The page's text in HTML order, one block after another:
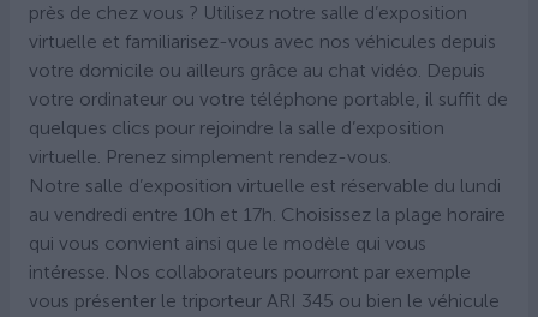
près de chez vous ? Utilisez notre salle d’exposition
virtuelle et familiarisez-vous avec nos véhicules depuis
votre domicile ou ailleurs grâce au chat vidéo. Depuis
votre ordinateur ou votre téléphone portable, il suffit de
quelques clics pour rejoindre la salle d’exposition
virtuelle. Prenez simplement rendez-vous.
Notre salle d’exposition virtuelle est réservable du lundi
au vendredi entre 10h et 17h. Choisissez la plage horaire
qui vous convient ainsi que le modèle qui vous
intéresse. Nos collaborateurs pourront par exemple
vous présenter le triporteur ARI 345 ou bien le véhicule